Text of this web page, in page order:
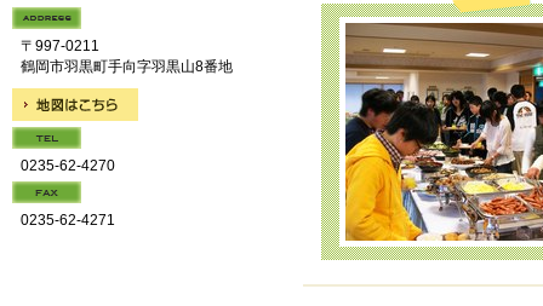
〒997-0211
鶴岡市羽黒町手向字羽黒山8番地
0235-62-4270
0235-62-4271